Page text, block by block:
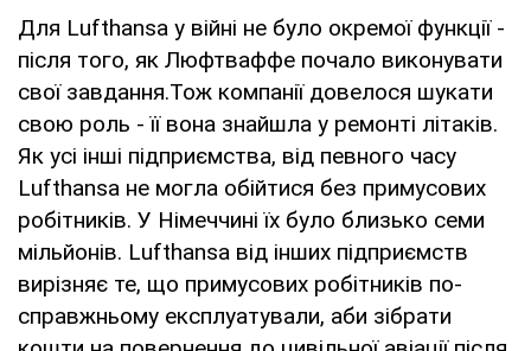
Для Lufthansa у війні не було окремої функції -
після того, як Люфтваффе почало виконувати
свої завдання.Тож компанії довелося шукати
свою роль - її вона знайшла у ремонті літаків.
Як усі інші підприємства, від певного часу
Lufthansa не могла обійтися без примусових
робітників. У Німеччині їх було близько семи
мільйонів. Lufthansa від інших підприємств
вирізняє те, що примусових робітників по-
справжньому експлуатували, аби зібрати